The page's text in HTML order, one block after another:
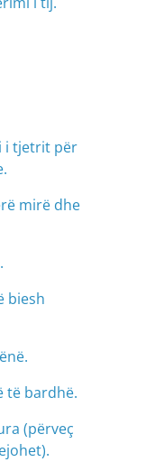
i tjetrit për
mirë dhe
biesh
të bardhë.
(përveç